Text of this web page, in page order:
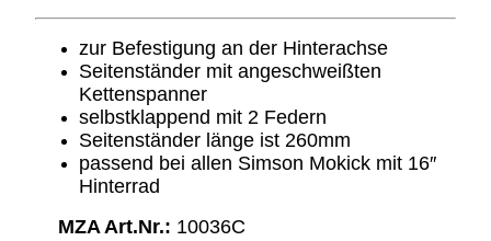
zur Befestigung an der Hinterachse
Seitenständer mit angeschweißten
Kettenspanner
selbstklappend mit 2 Federn
Seitenständer länge ist 260mm
passend bei allen Simson Mokick mit 16″
Hinterrad
MZA Art.Nr.: 10036C